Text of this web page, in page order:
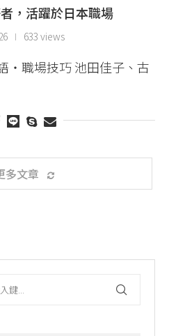
，活躍於日本職場
633 views
・職場技巧 池田佳子、古
多文章